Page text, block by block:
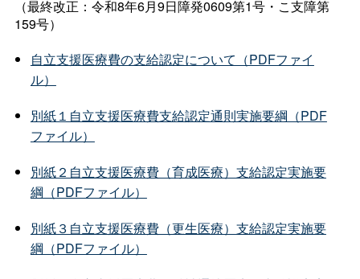
（最終改正：令和8年6月9日障発0609第1号・こ支障第
159号）
自立支援医療費の支給認定について（PDFファイ
ル）
別紙１自立支援医療費支給認定通則実施要綱（PDF
ファイル）
別紙２自立支援医療費（育成医療）支給認定実施要
綱（PDFファイル）
別紙３自立支援医療費（更生医療）支給認定実施要
綱（PDFファイル）